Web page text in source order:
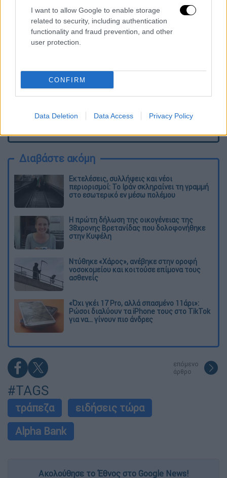
I want to allow Google to enable storage
related to security, including authentication
functionality and fraud prevention, and other
user protection.
CONFIRM
Data Deletion Data Access Privacy Policy
Τα σχολιά σας δημοσιεύονται άμεσα με δική σας ευθύνη. Το
ΕΘΝΟΣ θα παρεμβαίνει και τα προσβλητικά σχόλια θα
διαγράφονται
Διαβάστε ακόμη
Εκτελέσεις, συλλήψεις και νέοι
περιορισμοί: Το Ιράν σκληραίνει τη γραμμή
στο εσωτερικό εν μέσω πολέμου
Η πρώτη δήλωση της οικογένειας της
38χρονης Βρετανίδας που δολοφονήθηκε
στην Κυψέλη
Ντύθηκε «Χάρος», ανέβηκε στην οροφή
νοσοκομείου και κοιτούσε επίμονα τους
ασθενείς
«Όχι γκέι 17 Pro, αλλά σπασμένο 11άρι»:
Ρώσοι διαλύουν τα iPhone τους στο TikTok
για να... γίνουν πιο άνδρες
επόμενο
άρθρο
#TAGS
τράπεζα
ειδήσεις τώρα
Alpha Bank
Ακολούθησε το Έθνος στο Google News!